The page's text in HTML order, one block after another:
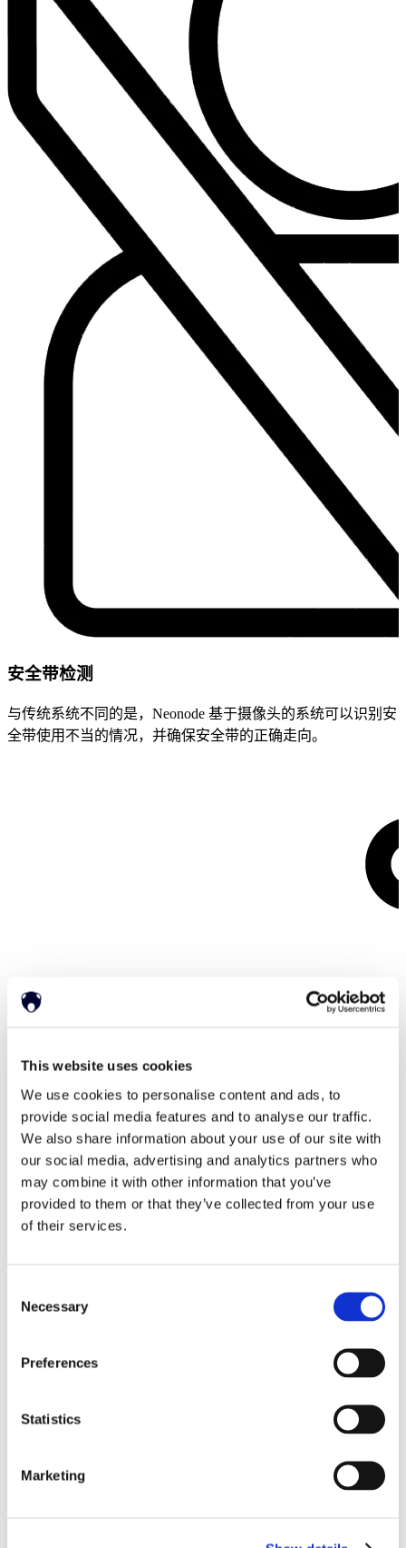
This website uses cookies
We use cookies to personalise content and ads, to
provide social media features and to analyse our traffic.
We also share information about your use of our site with
our social media, advertising and analytics partners who
may combine it with other information that you’ve
provided to them or that they’ve collected from your use
of their services.
Selection
Necessary
Preferences
Statistics
Marketing
安全带检测
与传统系统不同的是，Neonode 基于摄像头的系统可以识别安
全带使用不当的情况，并确保安全带的正确走向。